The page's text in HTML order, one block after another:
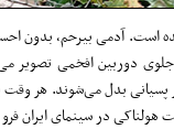
است. آدمی بیرحم، بدون
دوربین افخمی تصویر
پسیانی بدل می‌شوند. هر
در سینمای ایران